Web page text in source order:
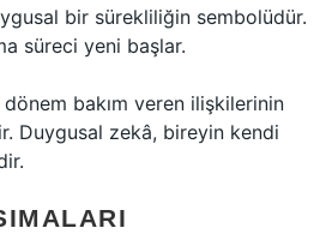
bir sürekliliğin sembolüdür.
süreci yeni başlar.
dönem bakım veren ilişkilerinin
Duygusal zekâ, bireyin kendi